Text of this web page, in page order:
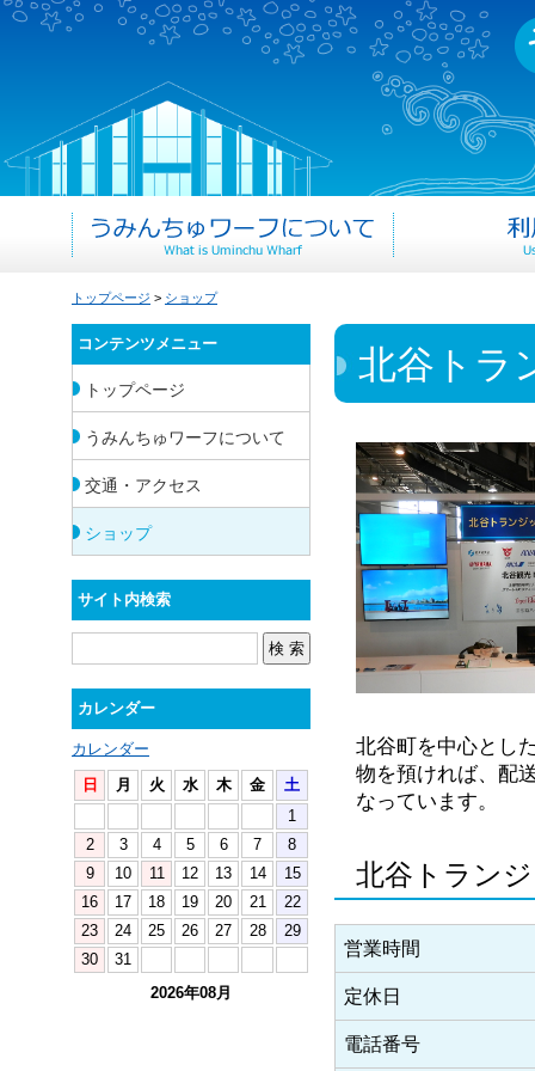
トップページ > ショップ
北谷トラ
北谷町を中心とし
物を預ければ、配
なっています。
北谷トラン
営業時間
定休日
電話番号
コンテンツメニュー
トップページ
うみんちゅワーフについて
交通・アクセス
ショップ
サイト内検索
カレンダー
カレンダー
日
月 火 水 木 金
土
1
2
3 4 5 6 7
8
9
10 11 12 13 14
15
16
17 18 19 20 21
22
23
24 25 26 27 28
29
30
31
2026年08月